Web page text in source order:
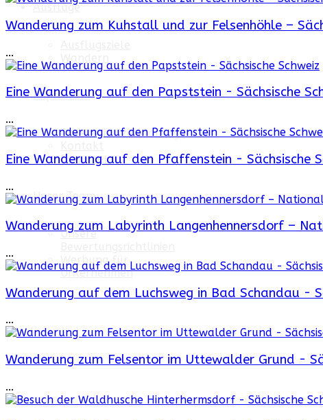
Ausflüge
Wandern
Impressum
Datenschutzerklärung
Benutzer
Unser Team
Unsere
Werbung für
Unternehmen
Wanderung zum Kuhstall und zur Felsenhöhle –
...
Eine Wanderung auf den Papststein - Sächsische
...
Eine Wanderung auf den Pfaffenstein - Sächsische
...
Wanderung zum Labyrinth Langenhennersdorf –
...
Wanderung auf dem Luchsweg in Bad Schandau -
...
Wanderung zum Felsentor im Uttewalder Grund -
...